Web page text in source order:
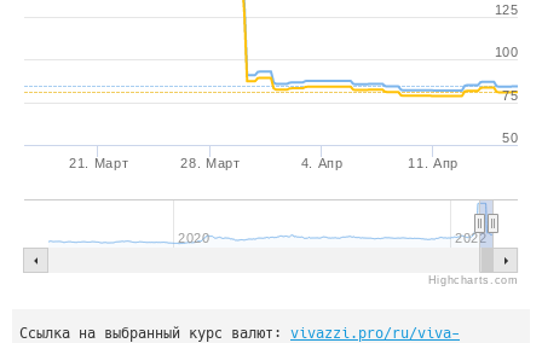
21. Март 28. Март 4. Апр 11. Апр
2020 2022
100
50
75
125
Highcharts.com
Ссылка на выбранный курс валют: vivazzi.pro/ru/viva-